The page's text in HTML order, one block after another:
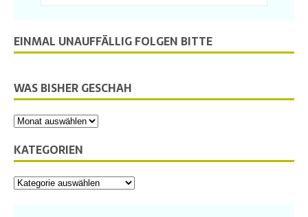
EINMAL UNAUFFÄLLIG FOLGEN BITTE
WAS BISHER GESCHAH
KATEGORIEN